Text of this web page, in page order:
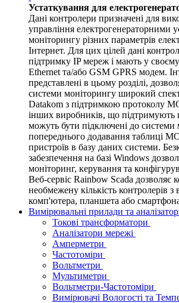
Устаткування для
Дані контролери призначені для
управління електрогенераторними
моніторингу різних параметрів
Інтернет. Для цих цілей дані
підтримку IP мереж і мають у своєму
Ethernet та/або GSM GPRS модем.
представлені в цьому розділі,
системи моніторингу широкий
Datakom з підтримкою протоколу
інших виробників, що підтримують
можуть бути підключені до системи
попереднього додавання таблиці
пристроїв в базу даних системи.
забезпечення на базі Windows
моніторинг, керування та
Веб-сервіс Rainbow Scada дозволяє
необмежену кількість контролерів з
комп'ютера, планшета або
Вимірювальні прилади та
Токові трансформатори
Аналізатори мережі
Амперметри
Частотоміри
Вольтметри
Мультиметри
Вольтметри-Частотоміри
Вимірювачі Вологості та